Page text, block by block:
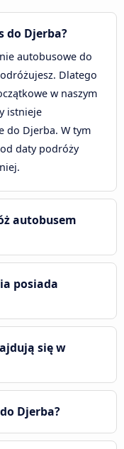
do Djerba?
autobusowe do
Dlatego
w naszym
istnieje
do Djerba. W tym
daty podróży
autobusem
posiada
się w
Djerba?